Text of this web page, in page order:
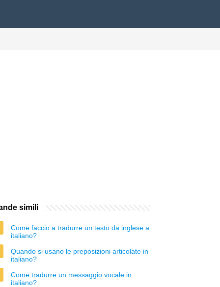
simili
Come faccio a tradurre un testo da inglese a
italiano?
Quando si usano le preposizioni articolate in
italiano?
Come tradurre un messaggio vocale in
italiano?